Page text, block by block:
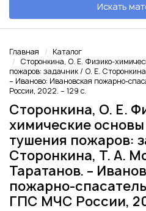
Искать
Главная
Каталог
Сторонкина, О. Е. Физико-
пожаров: задачник / О. Е.
– Иваново: Ивановская пожарно-
России, 2022. – 129 с.
Сторонкина, О. Е.
химические
тушения пожаров:
Сторонкина, Т. А.
Таратанов. –
пожарно-
ГПС МЧС России,